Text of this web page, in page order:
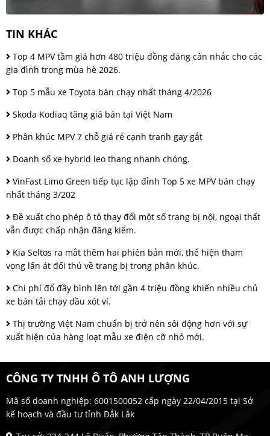
TIN KHÁC
Top 4 MPV tầm giá hơn 480 triệu đồng đáng cân nhắc cho các
gia đình trong mùa hè 2026.
Top 5 mẫu xe Toyota bán chạy nhất tháng 4/2026
Skoda Kodiaq tăng giá bán tại Việt Nam
Phân khúc MPV 7 chỗ giá rẻ cạnh tranh gay gắt
Doanh số xe hybrid leo thang nhanh chóng.
VinFast Limo Green tiếp tục lập đỉnh Top 5 xe MPV bán chạy
nhất tháng 3/202
Đề xuất cho phép ô tô thay đổi một số trang bị nội, ngoại thất
vẫn được chấp nhận đăng kiểm.
Kia Seltos ra mắt thêm hai phiên bản mới, thể hiện tham
vọng lấn át đối thủ về trang bị trong phân khúc.
Chi phí đổ đầy bình lên tới gần 4 triệu đồng khiến nhiều chủ
xe bán tải chạy dầu xót ví.
Thị trường Việt Nam chuẩn bị trở nên sôi động hơn với sự
xuất hiện của hàng loạt mẫu xe điện cỡ nhỏ mới.
CÔNG TY TNHH Ô TÔ ANH LƯỢNG
Mã số doanh nghiệp: 6001500052 cấp ngày 22/04/2015 tại Sở
kế hoạch và đầu tư tỉnh Đắk Lắk